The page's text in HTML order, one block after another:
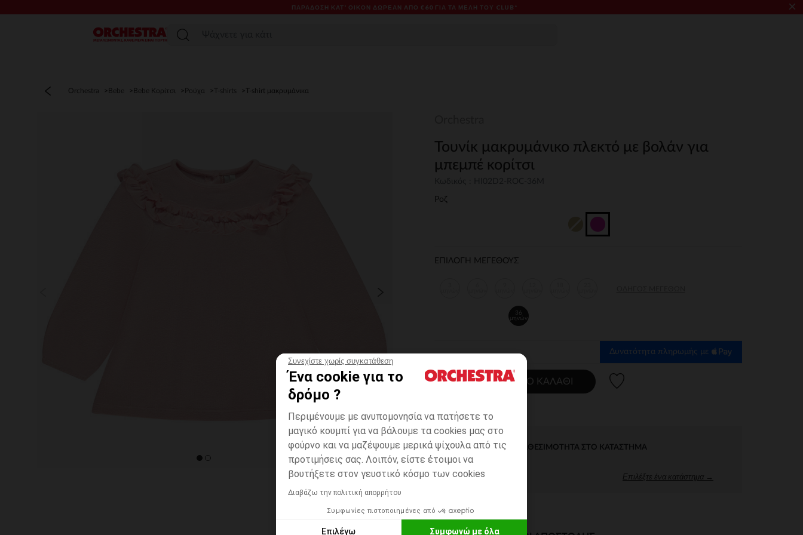
Συνεχίστε χωρίς συγκατάθεση
Ένα cookie για το
δρόμο ?
Περιμένουμε με ανυπομονησία να πατήσετε το
μαγικό κουμπί για να βάλουμε τα cookies μας στο
φούρνο και να μαζέψουμε μερικά ψίχουλα από τις
προτιμήσεις σας. Λοιπόν, είστε έτοιμοι να
βουτήξετε στον γευστικό κόσμο των cookies
Διαβάζω την πολιτική απορρήτου
Συμφωνίες πιστοποιημένες από
Επιλέγω Συμφωνώ με όλα
ΠΑΡΆΔΟΣΗ ΚΑΤ' ΟΊΚΟΝ ΔΩΡΕΑΝ ΑΠΌ €60 ΓΙΑ ΤΑ ΜΈΛΗ ΤΟΥ CLUB* ×
Μενού
Orchestra Bebe Bebe Κορίτσι Ρούχα T-shirts T-shirt μακρυμάνικα
Τουνίκ μακρυμάνικο πλεκτό με βολάν για
μπεμπέ κορίτσι
Ροζ
ΕΠΙΛΟΓΗ ΜΕΓΕΘΟΥΣ
36
μηνών
Δυνατότητα πληρωμής με
ΠΡΟΣΘΉΚΗ ΣΤΟ ΚΑΛΆΘΙ
ΆΜΕΣΗ ΔΙΑΘΕΣΙΜΌΤΗΤΑ ΣΤΟ ΚΑΤΆΣΤΗΜΑ
Επιλέξτε ένα κατάστημα →